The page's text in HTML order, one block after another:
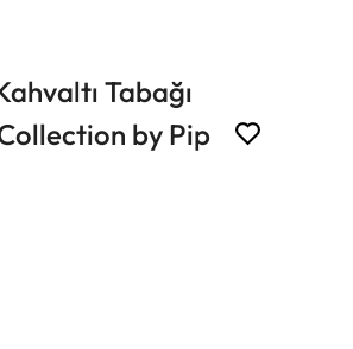
Tabağı
by Pip